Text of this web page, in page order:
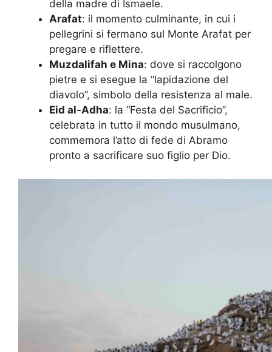
della madre di Ismaele.
Arafat: il momento culminante, in cui i
pellegrini si fermano sul Monte Arafat per
pregare e riflettere.
Muzdalifah e Mina: dove si raccolgono
pietre e si esegue la “lapidazione del
diavolo”, simbolo della resistenza al male.
Eid al-Adha: la “Festa del Sacrificio”,
celebrata in tutto il mondo musulmano,
commemora l’atto di fede di Abramo
pronto a sacrificare suo figlio per Dio.